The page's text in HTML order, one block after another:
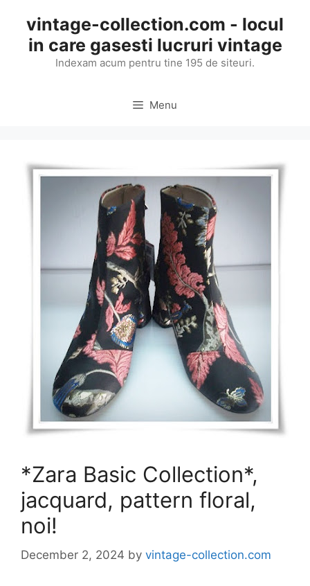
content
vintage-collection.com - locul
in care gasesti lucruri vintage
Indexam acum pentru tine 195 de siteuri.
Menu
*Zara Basic Collection*,
jacquard, pattern floral,
noi!
December 2, 2024 by vintage-collection.com